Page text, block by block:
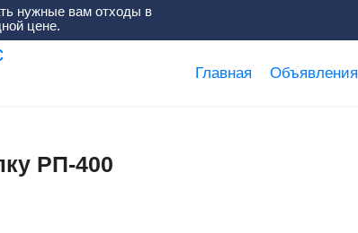
нужные вам отходы в
цене.
Главная Объявления
РП-400